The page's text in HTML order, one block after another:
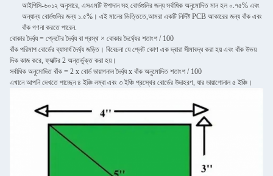
আইপিসি-৬০১২ অনুসারে, এসএমটি উপাদান সহ বোর্ডগুলির জন্য সর্বাধিক অনুমোদিত মান হল ০.৭৫% এবং
অন্যান্য বোর্ডগুলির জন্য ১.৫%। এই মানের ভিত্তিতে,আমরা একটি নির্দিষ্ট PCB আকারের জন্য বাঁক এবং
বাঁক গণনা করতে পারেন.
বোকার দৈর্ঘ্য = প্লেটের দৈর্ঘ্য বা প্রস্থ × বোকার দৈর্ঘ্যের শতাংশ / 100
বাঁক পরিমাপ বোর্ডের ব্যাসার্ধ দৈর্ঘ্য জড়িত। বিবেচনা যে প্লেট কোণ এক দ্বারা সীমাবদ্ধ করা হয় এবং বাঁক উভয়
দিক কাজ করে, ফ্যাক্টর 2 অন্তর্ভুক্ত করা হয়।
সর্বাধিক অনুমোদিত বাঁক = 2 x বোর্ড ডায়াগনাল দৈর্ঘ্য x বাঁক অনুমোদিত শতাংশ / 100
এখানে আপনি দেখতে পাচ্ছেন ৪ ইঞ্চি লম্বা এবং ৩ ইঞ্চি প্রস্থের বোর্ডের উদাহরণ, যার ডায়াগোনাল ৫ ইঞ্চি।